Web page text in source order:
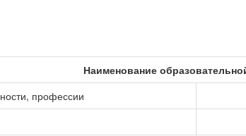
Наименование
профессии